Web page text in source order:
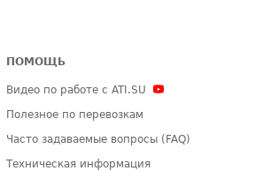
ПОМОЩЬ
Видео по работе с ATI.SU
Полезное по перевозкам
Часто задаваемые вопросы (FAQ)
Техническая информация